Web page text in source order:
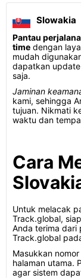
Slowakia
Pantau
time dengan
mudah
dapatkan
saja.
Jaminan
kami, sehingga
tujuan. Nikmati
waktu dan
Cara
Untuk melacak
Track.global,
Anda terima dari
Track.global
Masukkan
halaman utama.
agar sistem